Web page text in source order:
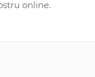
online.